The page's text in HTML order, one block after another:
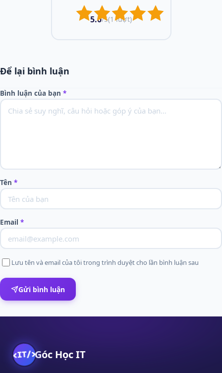
5.0/5(1 lượt)
Để lại bình luận
Bình luận của bạn *
Tên *
Email *
Lưu tên và email của tôi trong trình duyệt cho lần bình luận sau
Gửi bình luận
Góc Học IT